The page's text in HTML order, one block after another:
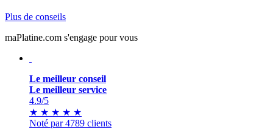
Plus de conseils
maPlatine.com s'engage pour vous
Le meilleur conseil
Le meilleur service
4.9/5
★ ★ ★ ★ ★
Noté par 4789 clients